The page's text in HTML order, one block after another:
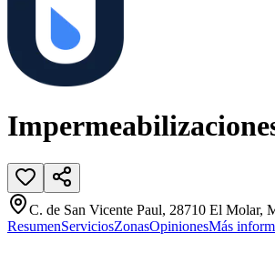
C. de San Vicente Paul, 28710 El Molar,
ResumenServiciosZonasOpinionesMás